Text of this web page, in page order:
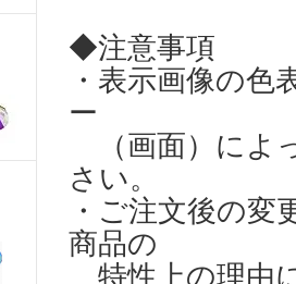
◆注意事項
・表示画像の
ー
（画面）によ
さい。
・ご注文後の
商品の
特性上の理由